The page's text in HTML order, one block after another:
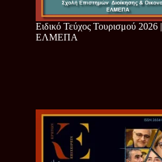
Ειδικό Τεύχος Τουρισμού 2026 |
ΕΛΜΕΠΑ